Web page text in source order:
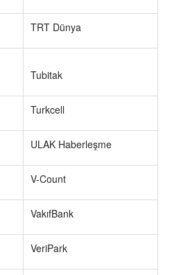
TRT Dünya
Tubitak
Turkcell
ULAK Haberleşme
V-Count
VakıfBank
VeriPark